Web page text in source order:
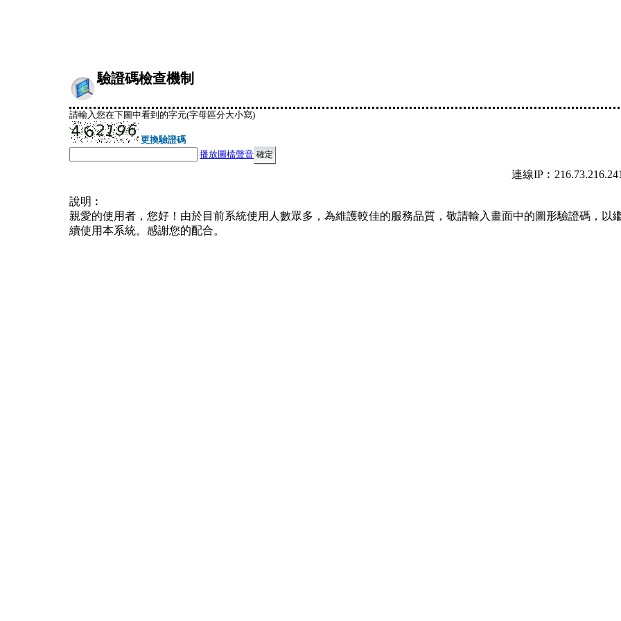
驗證碼檢查機制
請輸入您在下圖中看到的字元(字母區分大小寫)
更換驗證碼
播放圖檔聲音
連線
說明︰
親愛的使用者，您好！由於目前系統使用人數眾多，為維護較佳的服務品質，敬請輸入畫面中的圖形驗證碼，以
續使用本系統。感謝您的配合。